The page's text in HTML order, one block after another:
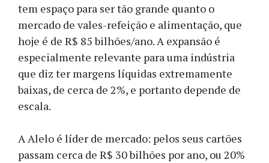
tem espaço para ser tão grande quanto o
mercado de vales-refeição e alimentação, que
hoje é de R$ 85 bilhões/ano. A expansão é
especialmente relevante para uma indústria
que diz ter margens líquidas extremamente
baixas, de cerca de 2%, e portanto depende de
escala.
A Alelo é líder de mercado: pelos seus cartões
passam cerca de R$ 30 bilhões por ano, ou 20%